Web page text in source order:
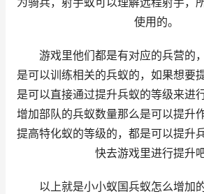
使用的。
游戏里他们都是有对应的兵营的
是可以训练相关的兵蚁的，如果想要
是可以直接通过提升兵蚁的等级来进
增加部队的兵蚁数量那么是可以提升
提高特化蚁的等级的，都是可以提升
快去游戏里进行提升吧
以上就是小小蚁国兵蚁怎么增加的